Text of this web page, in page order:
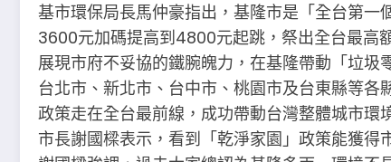
基市環保局長馬仲豪指出，基隆市是「全台第
3600元加碼提高到4800元起跳，祭出全台最高
展現市府不妥協的鐵腕魄力，在基隆帶動「垃
台北市、新北市、台中市、桃園市及台東縣等
政策走在全台最前線，成功帶動台灣整體城市環
市長謝國樑表示，看到「乾淨家園」政策能獲得